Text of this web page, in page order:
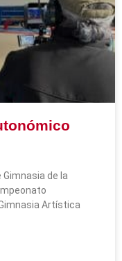
de la
Artística